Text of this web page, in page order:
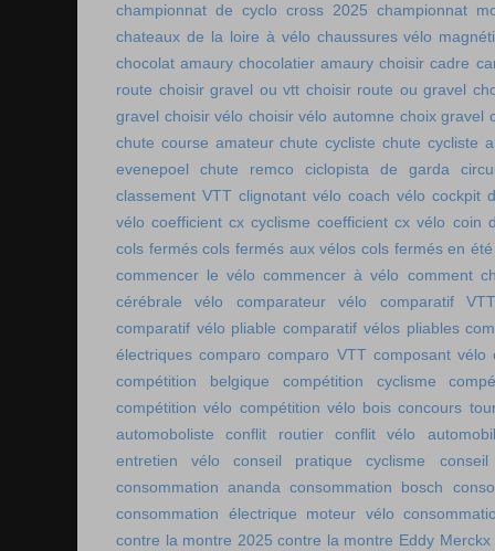
championnat de cyclo cross 2025 championnat
chateaux de la loire à vélo chaussures vélo
chocolat amaury chocolatier amaury choisir cadre
route choisir gravel ou vtt choisir route ou gravel
gravel choisir vélo choisir vélo automne choix gravel
chute course amateur chute cycliste chute cycliste
evenepoel
chute remco ciclopista de garda
classement VTT clignotant vélo coach vélo cockpit
vélo coefficient cx cyclisme coefficient cx vélo coin
cols fermés cols fermés aux vélos cols fermés en été
commencer le vélo commencer à vélo comment
cérébrale vélo
comparateur vélo
comparatif
comparatif vélo pliable comparatif vélos pliables
électriques comparo comparo VTT composant vélo
compétition belgique
compétition cyclisme
compétition vélo compétition vélo bois concours
automoboliste
conflit routier
conflit vélo
entretien vélo
conseil pratique cyclisme
consommation ananda consommation bosch
consommation électrique moteur vélo
contre la montre 2025 contre la montre Eddy Merckx